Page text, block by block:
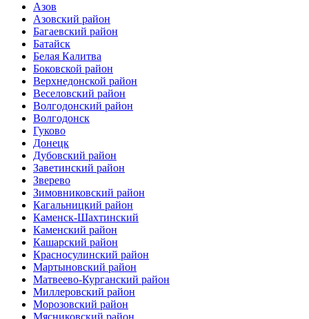
Азов
Азовский район
Багаевский район
Батайск
Белая Калитва
Боковской район
Верхнедонской район
Веселовский район
Волгодонский район
Волгодонск
Гуково
Донецк
Дубовский район
Заветинский район
Зверево
Зимовниковский район
Кагальницкий район
Каменск-Шахтинский
Каменский район
Кашарский район
Красносулинский район
Мартыновский район
Матвеево-Курганский район
Миллеровский район
Морозовский район
Мясниковский район